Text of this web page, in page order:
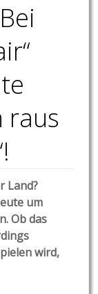
raus
Land?
um
Ob das
wird,